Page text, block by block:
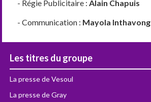
- Régie Publicitaire :Alain Chapuis
- Communication : Mayola Inthavong
Les titres du groupe
La presse de Vesoul
La presse de Gray